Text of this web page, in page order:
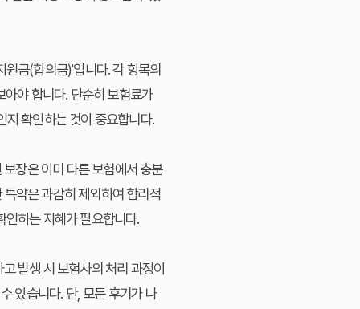
금(합의금)'입니다. 각 항목의
야 합니다. 단순히 보험료가
지 확인하는 것이 중요합니다.
장은 이미 다른 보험에서 충분
약은 과감히 제외하여 합리적
인하는 지혜가 필요합니다.
발생 시 보험사의 처리 과정이
있습니다. 단, 모든 후기가 나